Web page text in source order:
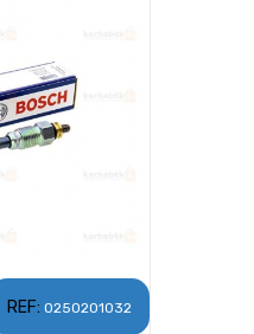
REF: 0250201032